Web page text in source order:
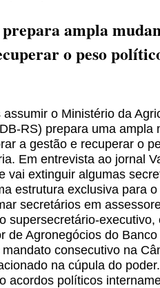
ampla
o peso
o Ministério da
RS) prepara uma ampla
a gestão e recuperar o
Em entrevista ao jornal
vai extinguir algumas
estrutura exclusiva para
secretários em
supersecretário-executivo,
de Agronegócios do
consecutivo na
na cúpula do
acordos políticos